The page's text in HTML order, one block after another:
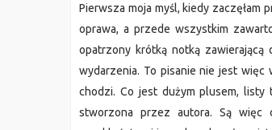
Pierwsza moja myśl, kiedy zaczęłam
oprawa, a przede wszystkim
opatrzony krótką notką
wydarzenia. To pisanie nie jest więc
chodzi. Co jest dużym plusem, listy
stworzona przez autora. Są więc